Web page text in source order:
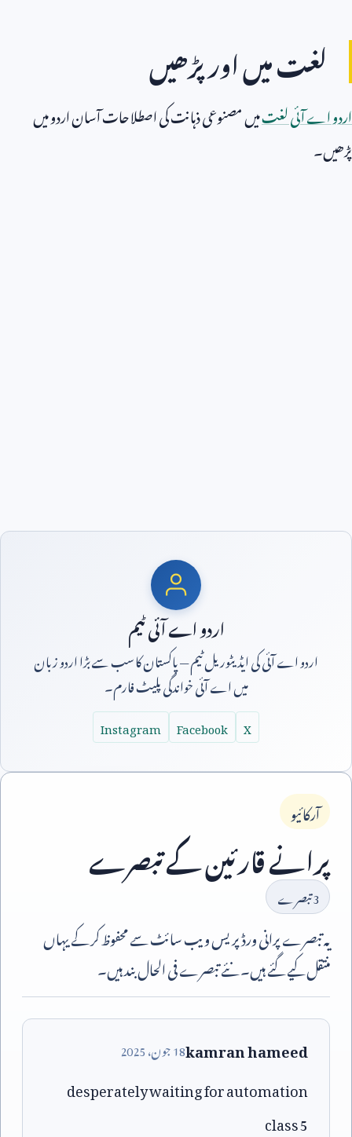
لغت میں اور پڑھیں
اردو اے آئی لغتمیں مصنوعی ذہانت کی اصطلاحات آسان اردو میں
پڑھیں۔
اردو اے آئی ٹیم
اردو اے آئی کی ایڈیٹوریل ٹیم — پاکستان کا سب سے بڑا اردو زبان
میں اے آئی خواندگی پلیٹ فارم۔
X
Facebook
Instagram
آرکائیو
پرانے قارئین کے تبصرے
3تبصرے
یہ تبصرے پرانی ورڈپریس ویب سائٹ سے محفوظ کر کے یہاں
منتقل کیے گئے ہیں۔ نئے تبصرے فی الحال بند ہیں۔
kamran hameed
18جون،2025
desperately waiting for automation
class 5